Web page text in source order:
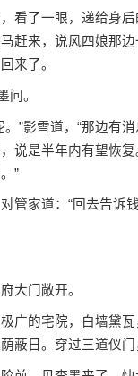
了一眼，递给身
赶来，说风四娘那
来了。
。
”影雪道，“那边有消
说是半年内有望恢
”
家道：“回去告诉
门敞开。
的宅院，白墙黛瓦
蔽日。穿过三道仪门